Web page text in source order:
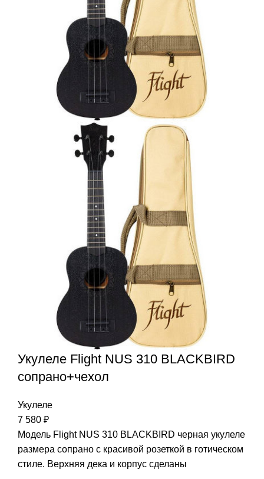
Укулеле Flight NUS 310 BLACKBIRD
сопрано+чехол
Укулеле
7 580 ₽
Модель Flight NUS 310 BLACKBIRD черная укулеле
размера сопрано с красивой розеткой в готическом
стиле. Верхняя дека и корпус сделаны